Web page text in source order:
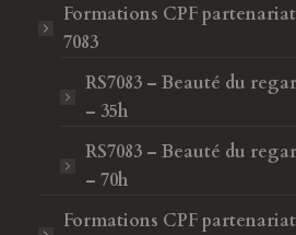
Formations CPF
7083
RS7083 – Beauté du
– 35h
RS7083 – Beauté du
– 70h
Formations CPF